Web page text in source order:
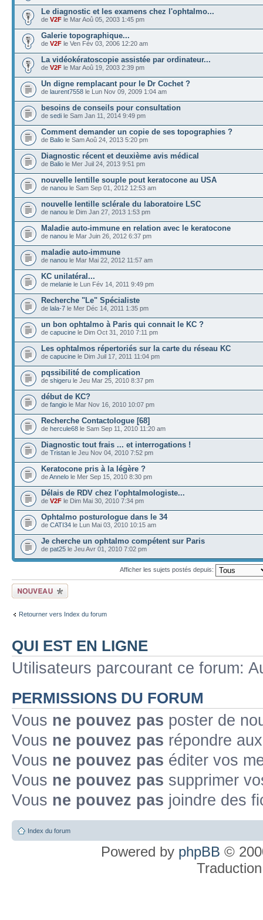
Le diagnostic et les examens chez l'ophtalmo...
de V2F le Mar Aoû 05, 2003 1:45 pm
Galerie topographique...
de V2F le Ven Fév 03, 2006 12:20 am
La vidéokératoscopie assistée par ordinateur...
de V2F le Mar Aoû 19, 2003 2:39 pm
Un digne remplacant pour le Dr Cochet ?
de laurent7558 le Lun Nov 09, 2009 1:04 am
besoins de conseils pour consultation
de sedi le Sam Jan 11, 2014 9:49 pm
Comment demander un copie de ses topographies ?
de Balio le Sam Aoû 24, 2013 5:20 pm
Diagnostic récent et deuxième avis médical
de Balio le Mer Juil 24, 2013 9:51 pm
nouvelle lentille souple pout keratocone au USA
de nanou le Sam Sep 01, 2012 12:53 am
nouvelle lentille sclérale du laboratoire LSC
de nanou le Dim Jan 27, 2013 1:53 pm
Maladie auto-immune en relation avec le keratocone
de nanou le Mar Juin 26, 2012 6:37 pm
maladie auto-immune
de nanou le Mar Mai 22, 2012 11:57 am
KC unilatéral...
de melanie le Lun Fév 14, 2011 9:49 pm
Recherche "Le" Spécialiste
de lala-7 le Mer Déc 14, 2011 1:35 pm
un bon ophtalmo à Paris qui connait le KC ?
de capucine le Dim Oct 31, 2010 7:11 pm
Les ophtalmos répertoriés sur la carte du réseau KC
de capucine le Dim Juil 17, 2011 11:04 pm
pqssibilité de complication
de shigeru le Jeu Mar 25, 2010 8:37 pm
début de KC?
de fangio le Mar Nov 16, 2010 10:07 pm
Recherche Contactologue [68]
de hercule68 le Sam Sep 11, 2010 11:20 am
Diagnostic tout frais ... et interrogations !
de Tristan le Jeu Nov 04, 2010 7:52 pm
Keratocone pris à la légère ?
deAnnelo le Mer Sep 15, 2010 8:30 pm
Délais de RDV chez l'ophtalmologiste...
de V2F le Dim Mai 30, 2010 7:34 pm
Ophtalmo posturologue dans le 34
de CATI34 le Lun Mai 03, 2010 10:15 am
Je cherche un ophtalmo compétent sur Paris
de pat25 le Jeu Avr 01, 2010 7:02 pm
Afficher les sujets postés depuis:
Ecrire un nouveau
sujet
Retourner vers Index du forum
QUI EST EN LIGNE
Utilisateurs parcourant ce forum:
PERMISSIONS DU FORUM
Vous ne pouvez pas poster de
Vous ne pouvez pas répondre
Vous ne pouvez pas éditer vos
Vous ne pouvez pas supprimer
Vous ne pouvez pas joindre des
Index du forum
Powered by phpBB ©